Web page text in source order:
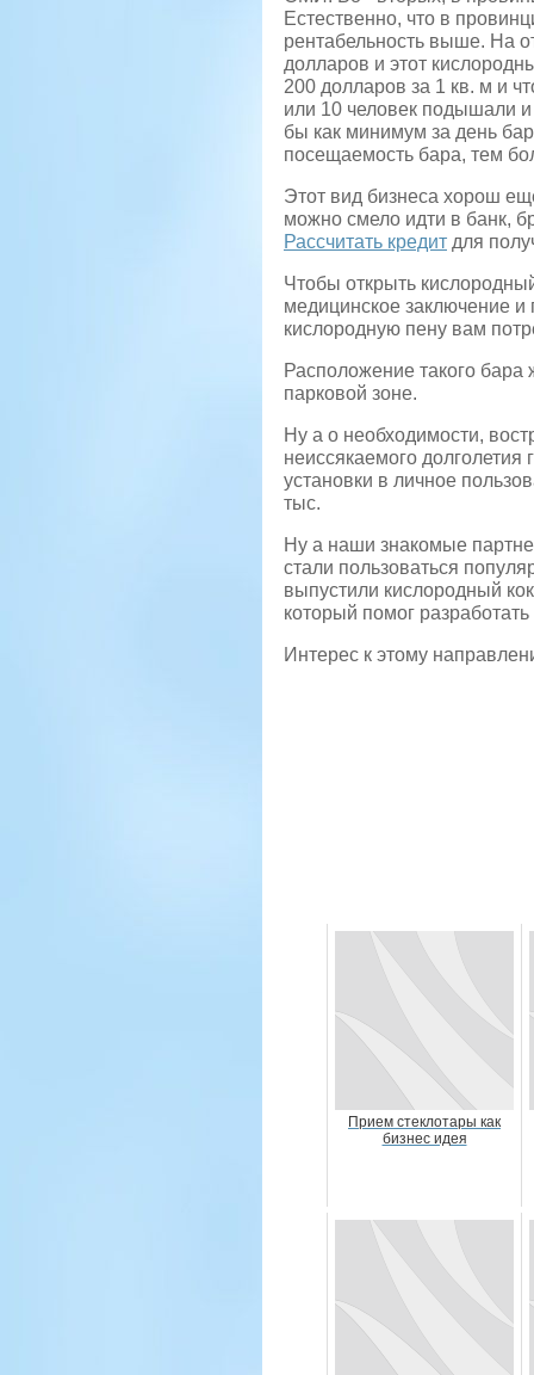
Естественно, что в
рентабельность выше. На
долларов и этот
200 долларов за 1 кв. м и
или 10 человек подышали и
бы как минимум за день
посещаемость бара, тем
Этот вид бизнеса хорош
можно смело идти в банк,
Рассчитать кредит для
Чтобы открыть
медицинское заключение
кислородную пену вам
Расположение такого
парковой зоне.
Ну а о необходимости,
неиссякаемого долголетия
установки в личное
тыс.
Ну а наши знакомые
стали пользоваться
выпустили кислородный
который помог
Интерес к этому
Прием стеклотары как
бизнес идея